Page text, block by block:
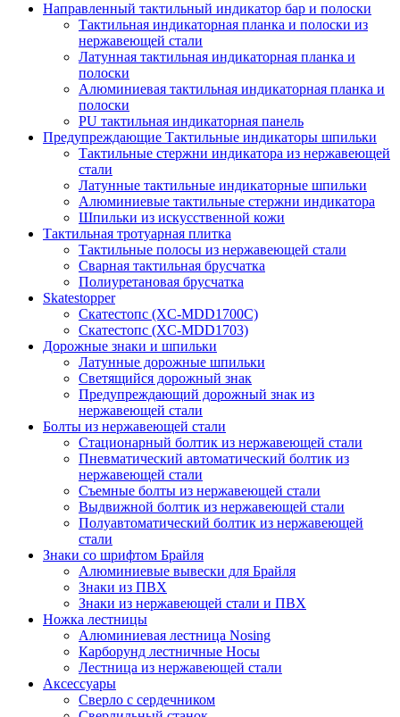
Направленный тактильный индикатор бар и полоски
Тактильная индикаторная планка и полоски из
нержавеющей стали
Латунная тактильная индикаторная планка и
полоски
Алюминиевая тактильная индикаторная планка и
полоски
PU тактильная индикаторная панель
Предупреждающие Тактильные индикаторы шпильки
Тактильные стержни индикатора из нержавеющей
стали
Латунные тактильные индикаторные шпильки
Алюминиевые тактильные стержни индикатора
Шпильки из искусственной кожи
Тактильная тротуарная плитка
Тактильные полосы из нержавеющей стали
Сварная тактильная брусчатка
Полиуретановая брусчатка
Skatestopper
Скатестопс (XC-MDD1700C)
Скатестопс (XC-MDD1703)
Дорожные знаки и шпильки
Латунные дорожные шпильки
Светящийся дорожный знак
Предупреждающий дорожный знак из
нержавеющей стали
Болты из нержавеющей стали
Стационарный болтик из нержавеющей стали
Пневматический автоматический болтик из
нержавеющей стали
Съемные болты из нержавеющей стали
Выдвижной болтик из нержавеющей стали
Полуавтоматический болтик из нержавеющей
стали
Знаки со шрифтом Брайля
Алюминиевые вывески для Брайля
Знаки из ПВХ
Знаки из нержавеющей стали и ПВХ
Ножка лестницы
Алюминиевая лестница Nosing
Карборунд лестничные Носы
Лестница из нержавеющей стали
Аксессуары
Сверло с сердечником